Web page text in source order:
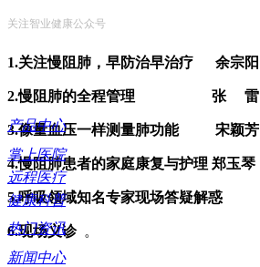
1.关注慢阻肺，早防治早治疗 余宗阳
2.慢阻肺的全程管理 张 雷
3.像量血压一样测量肺功能 宋颖芳
4.慢阻肺患者的家庭康复与护理 郑玉琴
5.呼吸领域知名专家现场答疑解惑
6.现场义诊 。
关注智业健康公众号
产品中心
掌上医院
远程医疗
健康科普
热门资讯
新闻中心